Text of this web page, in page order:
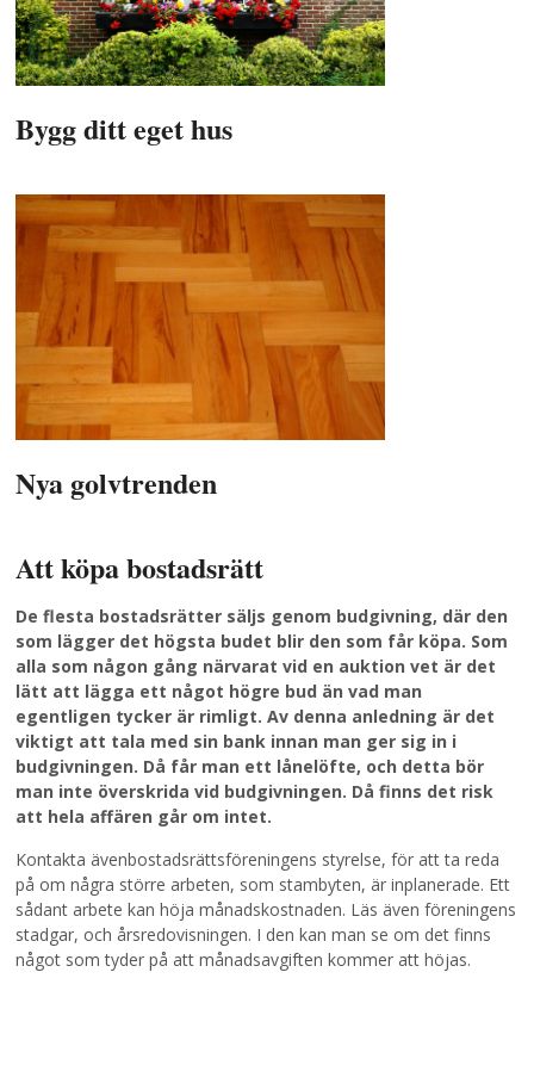
Bygg ditt eget hus
Nya golvtrenden
Att köpa bostadsrätt
De flesta bostadsrätter säljs genom budgivning, där den
som lägger det högsta budet blir den som får köpa. Som
alla som någon gång närvarat vid en auktion vet är det
lätt att lägga ett något högre bud än vad man
egentligen tycker är rimligt. Av denna anledning är det
viktigt att tala med sin bank innan man ger sig in i
budgivningen. Då får man ett lånelöfte, och detta bör
man inte överskrida vid budgivningen. Då finns det risk
att hela affären går om intet.
Kontakta ävenbostadsrättsföreningens styrelse, för att ta reda
på om några större arbeten, som stambyten, är inplanerade. Ett
sådant arbete kan höja månadskostnaden. Läs även föreningens
stadgar, och årsredovisningen. I den kan man se om det finns
något som tyder på att månadsavgiften kommer att höjas.